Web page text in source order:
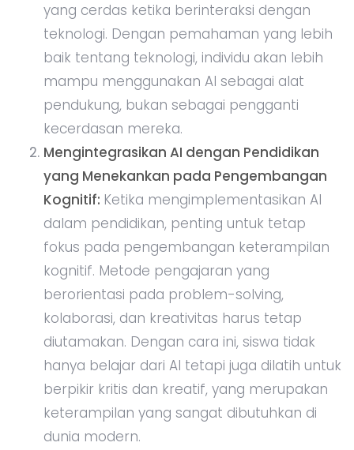
yang cerdas ketika berinteraksi dengan
teknologi. Dengan pemahaman yang lebih
baik tentang teknologi, individu akan lebih
mampu menggunakan AI sebagai alat
pendukung, bukan sebagai pengganti
kecerdasan mereka.
Mengintegrasikan AI dengan Pendidikan
yang Menekankan pada Pengembangan
Kognitif: Ketika mengimplementasikan AI
dalam pendidikan, penting untuk tetap
fokus pada pengembangan keterampilan
kognitif. Metode pengajaran yang
berorientasi pada problem-solving,
kolaborasi, dan kreativitas harus tetap
diutamakan. Dengan cara ini, siswa tidak
hanya belajar dari AI tetapi juga dilatih untuk
berpikir kritis dan kreatif, yang merupakan
keterampilan yang sangat dibutuhkan di
dunia modern.